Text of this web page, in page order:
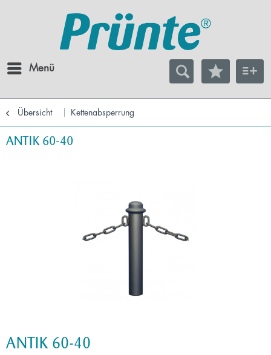
Menü
Übersicht Kettenabsperrung
ANTIK 60-40
ANTIK 60-40